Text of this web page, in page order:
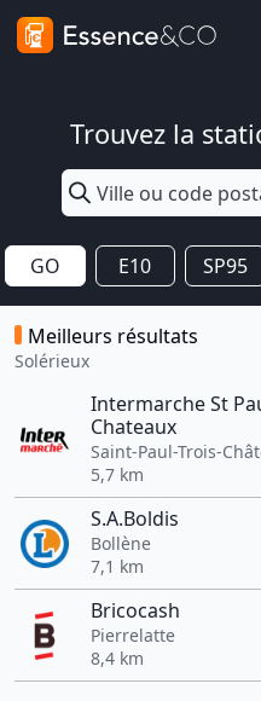
Trouvez la
GO E10 SP95
Meilleurs résultats
Solérieux
Intermarche St
Chateaux
Saint-Paul-Trois-
5,7 km
S.A.Boldis
Bollène
7,1 km
Bricocash
Pierrelatte
8,4 km